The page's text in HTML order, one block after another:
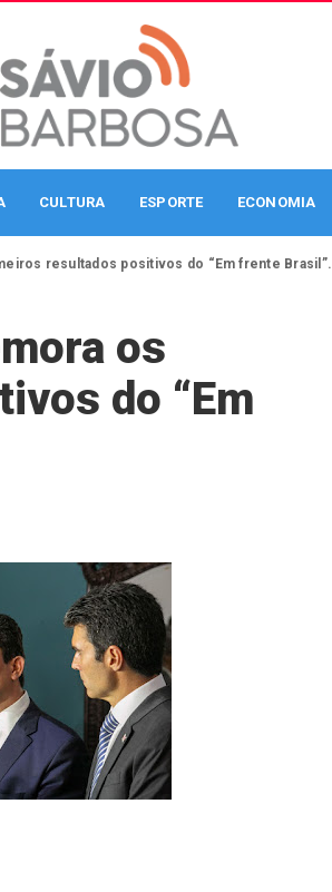
CULTURA ESPORTE ECONOMIA
resultados positivos do “Em frente Brasil”.
os
do “Em